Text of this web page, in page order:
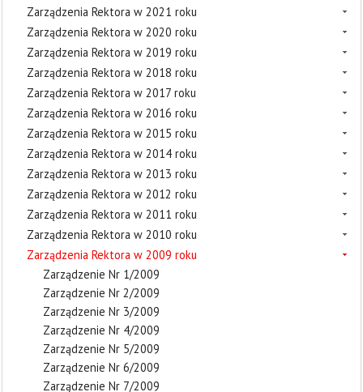
Zarządzenia Rektora w 2021 roku
Zarządzenia Rektora w 2020 roku
Zarządzenia Rektora w 2019 roku
Zarządzenia Rektora w 2018 roku
Zarządzenia Rektora w 2017 roku
Zarządzenia Rektora w 2016 roku
Zarządzenia Rektora w 2015 roku
Zarządzenia Rektora w 2014 roku
Zarządzenia Rektora w 2013 roku
Zarządzenia Rektora w 2012 roku
Zarządzenia Rektora w 2011 roku
Zarządzenia Rektora w 2010 roku
Zarządzenia Rektora w 2009 roku
Zarządzenie Nr 1/2009
Zarządzenie Nr 2/2009
Zarządzenie Nr 3/2009
Zarządzenie Nr 4/2009
Zarządzenie Nr 5/2009
Zarządzenie Nr 6/2009
Zarządzenie Nr 7/2009